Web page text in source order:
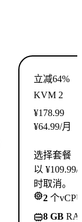
立减64%
KVM 2
¥178.99
¥64.99/月
选择套餐
以
时取消。
2 个
8 GB